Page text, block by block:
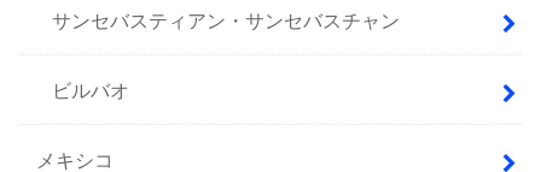
サンセバスティアン・サンセバスチャン
ビルバオ
メキシコ